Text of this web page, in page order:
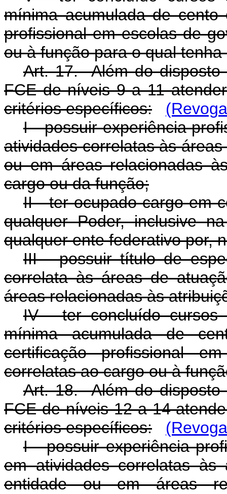
mínima acumulada de
profissional em escolas de
ou à função para o qual
Art. 17. Além do disposto
FCE de níveis 9 a 11
critérios específicos:
I - possuir experiência
atividades correlatas às
ou em áreas relacionadas
cargo ou da função;
II - ter ocupado cargo em
qualquer Poder, inclusive
qualquer ente federativo por,
III - possuir título de
correlata às áreas de
áreas relacionadas às
IV - ter concluído cursos
mínima acumulada de
certificação profissional
correlatas ao cargo ou à
Art. 18. Além do disposto
FCE de níveis 12 a 14
critérios específicos:
I - possuir experiência
em atividades correlatas
entidade ou em áreas